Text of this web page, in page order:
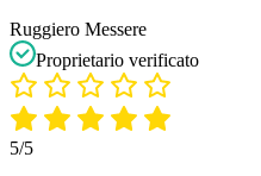
Ruggiero Messere
Proprietario verificato
5/5